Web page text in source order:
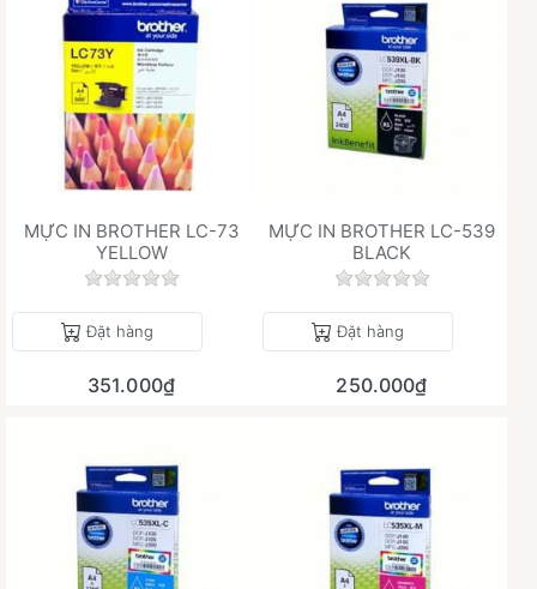
MỰC IN BROTHER LC-73
YELLOW
Chưa có đánh giá nào cho sản phẩm này.
Đặt hàng
351.000₫
MỰC IN BROTHER LC-539
BLACK
Chưa có đánh giá
Đặt hàng
250.000₫